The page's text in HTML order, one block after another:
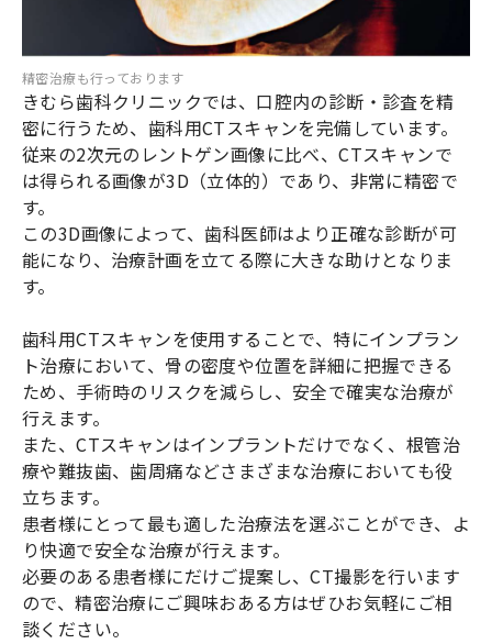
精密治療も行っております
きむら歯科クリニックでは、口腔内の診断・診査を精
密に行うため、歯科用CTスキャンを完備しています。
従来の2次元のレントゲン画像に比べ、CTスキャンで
は得られる画像が3D（立体的）であり、非常に精密で
す。
この3D画像によって、歯科医師はより正確な診断が可
能になり、治療計画を立てる際に大きな助けとなりま
す。
歯科用CTスキャンを使用することで、特にインプラン
ト治療において、骨の密度や位置を詳細に把握できる
ため、手術時のリスクを減らし、安全で確実な治療が
行えます。
また、CTスキャンはインプラントだけでなく、根管治
療や難抜歯、歯周痛などさまざまな治療においても役
立ちます。
患者様にとって最も適した治療法を選ぶことができ、よ
り快適で安全な治療が行えます。
必要のある患者様にだけご提案し、CT撮影を行います
ので、精密治療にご興味おある方はぜひお気軽にご相
談ください。